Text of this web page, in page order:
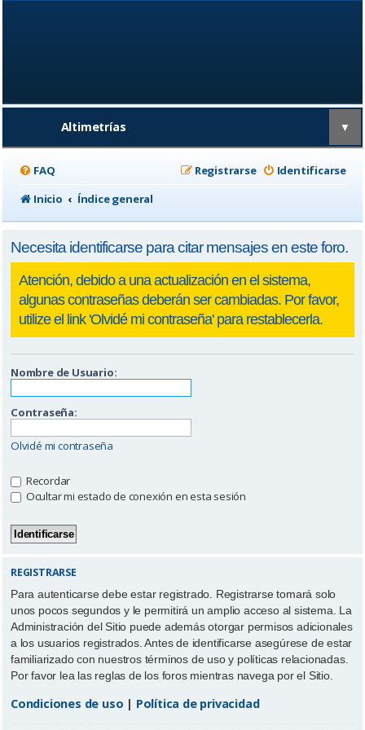
Altimetrías ▼
FAQ Identificarse
Registrarse
Inicio
Índice general
Necesita identificarse para citar mensajes en este foro.
Nombre de Usuario:
Contraseña:
Olvidé mi contraseña
Recordar
Ocultar mi estado de conexión en esta sesión
REGISTRARSE
Para autenticarse debe estar registrado. Registrarse tomará solo
unos pocos segundos y le permitirá un amplio acceso al sistema. La
Administración del Sitio puede además otorgar permisos adicionales
a los usuarios registrados. Antes de identificarse asegúrese de estar
familiarizado con nuestros términos de uso y políticas relacionadas.
Por favor lea las reglas de los foros mientras navega por el Sitio.
Condiciones de uso | Política de privacidad